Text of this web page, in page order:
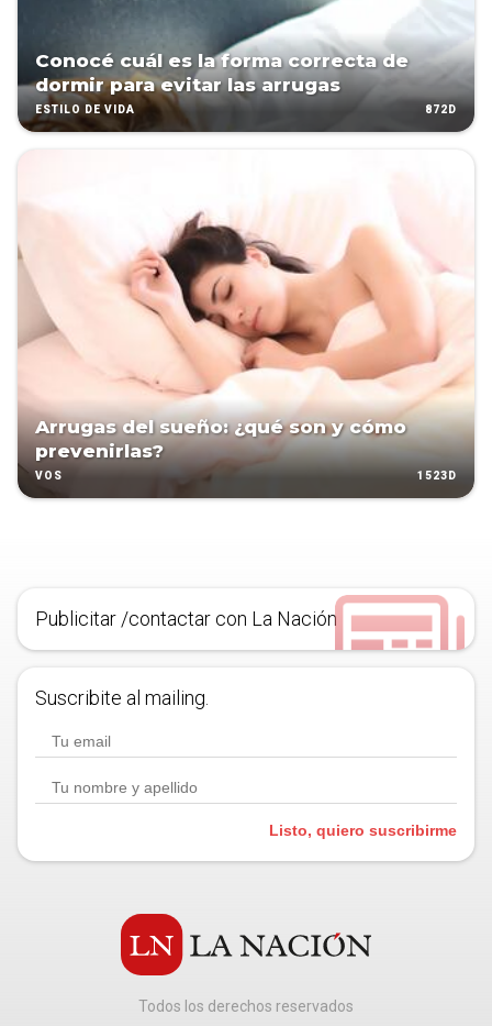
Conocé cuál es la forma correcta de
dormir para evitar las arrugas
ESTILO DE VIDA 872D
Arrugas del sueño: ¿qué son y cómo
prevenirlas?
VOS 1523D
Publicitar /contactar con La Nación
Suscribite al mailing.
Listo, quiero suscribirme
Todos los derechos reservados